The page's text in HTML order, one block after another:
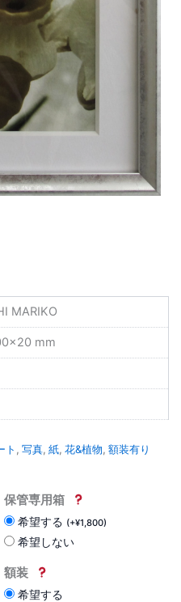
MARIKO
mm
ト , 写真, 紙, 花&植物, 額装有り
保管専用箱
希望する (+¥1,800)
希望しない
額装
希望する